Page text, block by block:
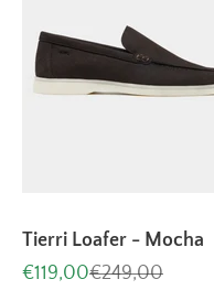
Tierri Loafer - Mocha
Aanbiedingsprijs
€119,00Normale prijs
€249,00